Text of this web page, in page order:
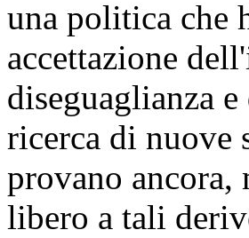
una politica che
accettazione
diseguaglianza
ricerca di nuove
provano ancora,
libero a tali